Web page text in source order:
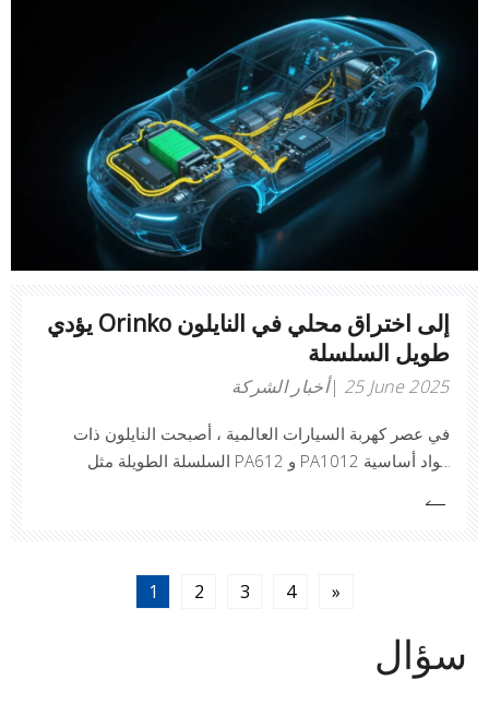
يؤدي Orinko إلى اختراق محلي في النايلون
طويل السلسلة
أخبار الشركة 25 June 2025
في عصر كهربة السيارات العالمية ، أصبحت النايلون ذات
السلسلة الطويلة مثل PA612 و PA1012 مواد أساسية
1 2 3 4 »
سؤال